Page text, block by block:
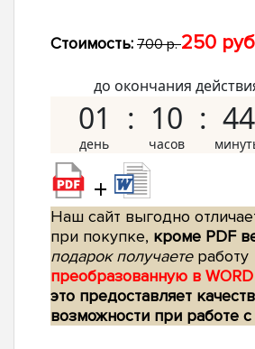
Стоимость: 700 р.250
до окончания
01 10 44
+
Наш сайт выгодно
при покупке, кроме PDF
подарок получаетеработу
преобразованную в
это предоставляет
возможности при работе